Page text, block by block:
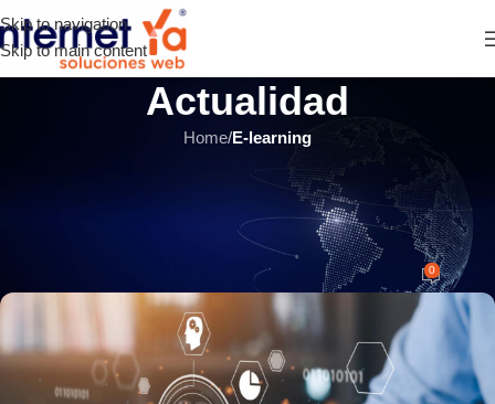
Skip to navigation
Skip to main content
Actualidad
Home/E-learning
E-LEARNING
Tendencias en plataformas LMS
para 2025
INTERNET YA Soluciones Web el 18 junio, 2025 0